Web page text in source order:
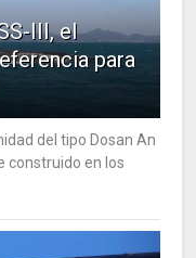
III, el
para
del tipo Dosan An
construido en los